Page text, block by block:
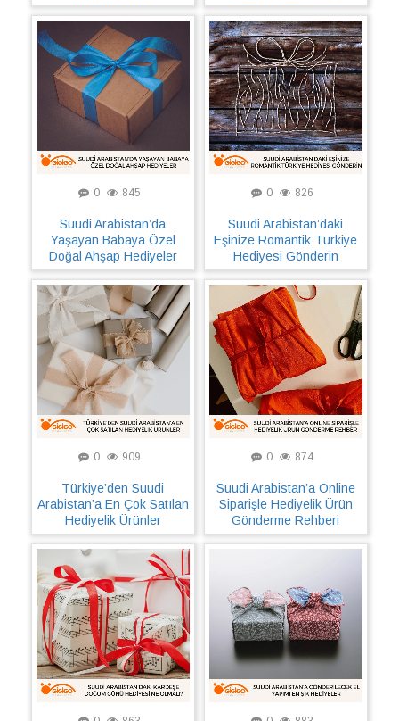
0 845
Suudi Arabistan’da
Yaşayan Babaya Özel
Doğal Ahşap Hediyeler
0 826
Suudi Arabistan’daki
Eşinize Romantik Türkiye
Hediyesi Gönderin
0 909
Türkiye’den Suudi
Arabistan’a En Çok Satılan
Hediyelik Ürünler
0 874
Suudi Arabistan’a Online
Siparişle Hediyelik Ürün
Gönderme Rehberi